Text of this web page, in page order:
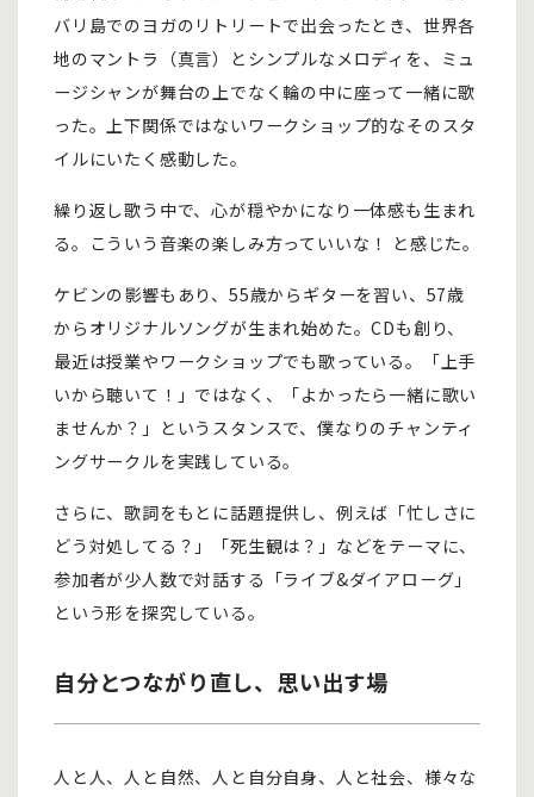
バリ島でのヨガのリトリートで出会ったとき、世界各
地のマントラ（真言）とシンプルなメロディを、ミュ
ージシャンが舞台の上でなく輪の中に座って一緒に歌
った。上下関係ではないワークショップ的なそのスタ
イルにいたく感動した。
繰り返し歌う中で、心が穏やかになり一体感も生まれ
る。こういう音楽の楽しみ方っていいな！ と感じた。
ケビンの影響もあり、55歳からギターを習い、57歳
からオリジナルソングが生まれ始めた。CDも創り、
最近は授業やワークショップでも歌っている。「上手
いから聴いて！」ではなく、「よかったら一緒に歌い
ませんか？」というスタンスで、僕なりのチャンティ
ングサークルを実践している。
さらに、歌詞をもとに話題提供し、例えば「忙しさに
どう対処してる？」「死生観は？」などをテーマに、
参加者が少人数で対話する「ライブ&ダイアローグ」
という形を探究している。
自分とつながり直し、思い出す場
人と人、人と自然、人と自分自身、人と社会、様々な